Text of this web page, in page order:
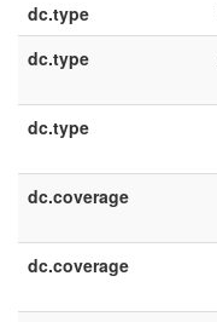
dc.type
dc.type
dc.type
dc.coverage
dc.coverage